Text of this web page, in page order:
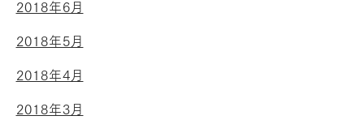
2018年6月
2018年5月
2018年4月
2018年3月